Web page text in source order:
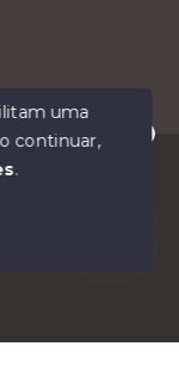
te ajudar.
os
uma
continuar,
.